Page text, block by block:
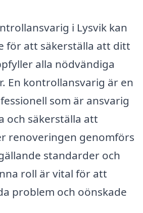
i Lysvik kan
för att säkerställa att ditt
alla nödvändiga
En kontrollansvarig är en
som är ansvarig
och säkerställa att
renoveringen genomförs
standarder och
roll är vital för att
problem och oönskade